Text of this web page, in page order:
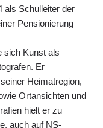
als Schulleiter der
Pensionierung
sich Kunst als
Er
Heimatregion,
Ortansichten und
hielt er zu
auch auf NS-